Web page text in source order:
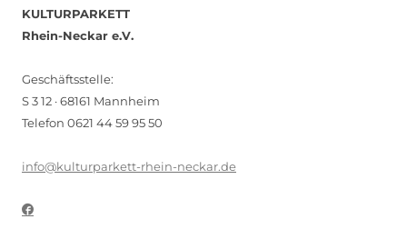
KULTURPARKETT
Rhein-Neckar e.V.
Geschäftsstelle:
S 3 12 · 68161 Mannheim
Telefon 0621 44 59 95 50
info@kulturparkett-rhein-neckar.de